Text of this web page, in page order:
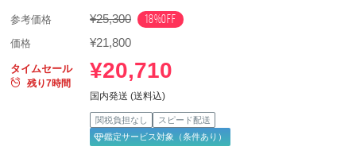
参考価格 ¥25,300 18%OFF
価格 ¥21,800
タイムセール
残り7時間
¥20,710
国内発送 (送料込)
関税負担なし
スピード配送
鑑定サービス対象（条件あり）